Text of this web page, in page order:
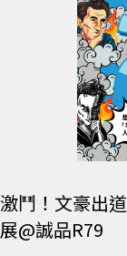
激鬥！文豪出
展@誠品R79